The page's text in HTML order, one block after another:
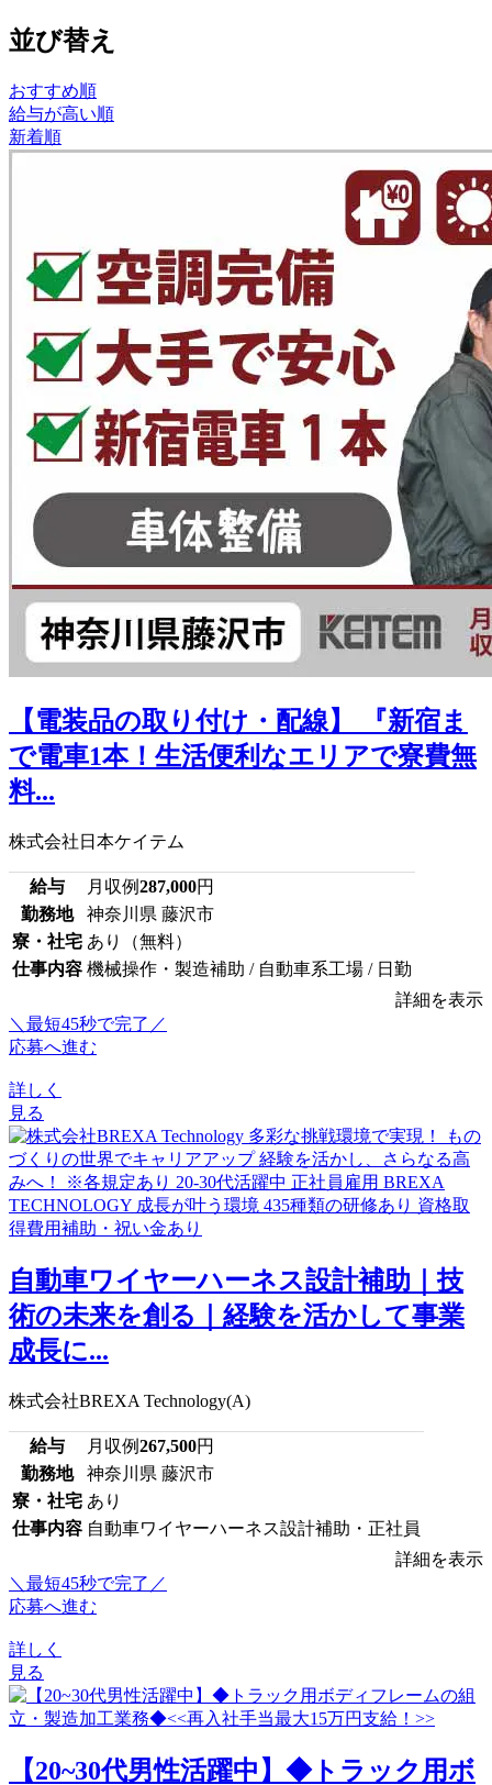
並び替え
おすすめ順
給与が高い順
新着順
【電装品の取り付け・配線】 『新宿ま
で電車1本！生活便利なエリアで寮費無
料...
株式会社日本ケイテム
給与 月収例287,000円
勤務地
神奈川県 藤沢市
寮・社宅 あり（無料）
仕事内容 機械操作・製造補助 / 自動車系工場 / 日勤
詳細を表示
＼最短45秒で完了／
応募へ進む
詳しく
見る
自動車ワイヤーハーネス設計補助｜技
術の未来を創る｜経験を活かして事業
成長に...
株式会社BREXA Technology(A)
給与 月収例267,500円
勤務地
神奈川県 藤沢市
寮・社宅 あり
仕事内容 自動車ワイヤーハーネス設計補助・正社員
詳細を表示
＼最短45秒で完了／
応募へ進む
詳しく
見る
【20~30代男性活躍中】◆トラック用ボ